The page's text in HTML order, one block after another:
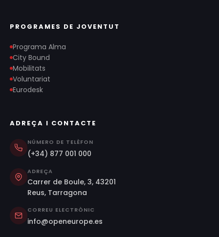
PROGRAMES DE JOVENTUT
Programa Alma
City Bound
Mobilitats
Voluntariat
Eurodesk
ADREÇA I CONTACTE
NÚMERO DE TELÈFON
(+34) 877 001 000
ADREÇA
Carrer de Boule, 3, 43201
Reus, Tarragona
CORREU ELECTRÒNIC
info@openeurope.es